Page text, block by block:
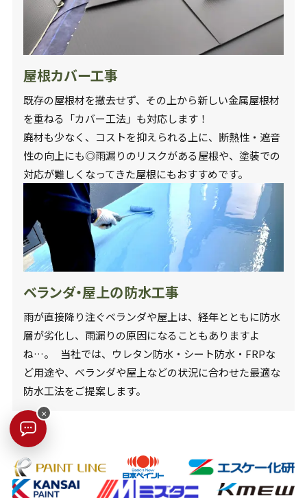
屋根カバー工事
既存の屋根材を撤去せず、その上から新しい金属屋根材
を重ねる「カバー工法」も対応します！
廃材も少なく、コストを抑えられる上に、断熱性・遮音
性の向上にも◎雨漏りのリスクがある屋根や、塗装での
対応が難しくなってきた屋根にもおすすめです。
ベランダ・屋上の防水工事
雨が直接降り注ぐベランダや屋上は、経年とともに防水
層が劣化し、雨漏りの原因になることもありますよ
ね…。 当社では、ウレタン防水・シート防水・FRPな
ど用途や、ベランダや屋上などの状況に合わせた最適な
防水工法をご提案します。
×